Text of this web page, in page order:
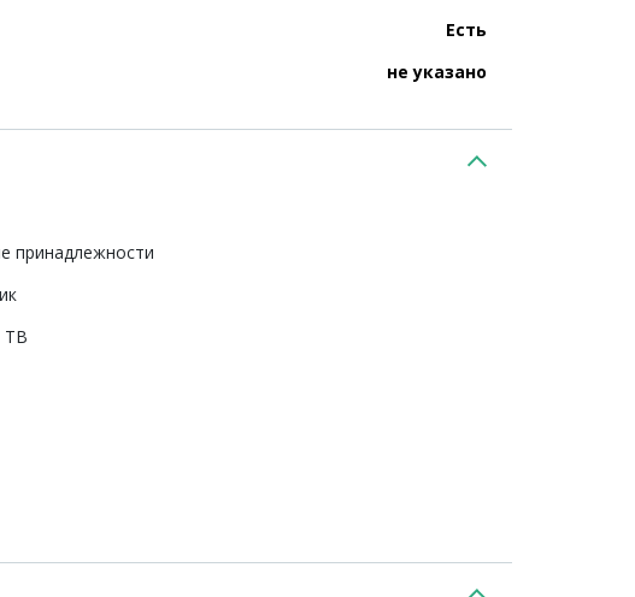
Есть
не указано
принадлежности
ТВ